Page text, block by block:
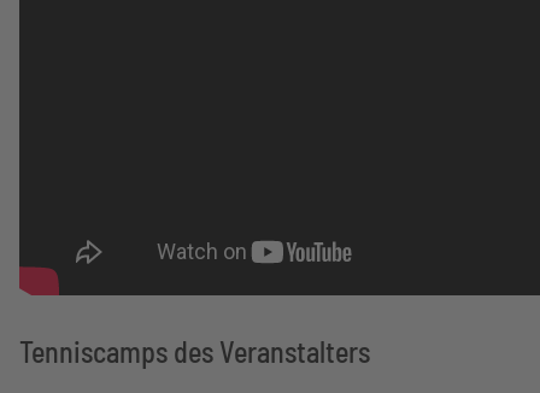
Tenniscamps des Veranstalters